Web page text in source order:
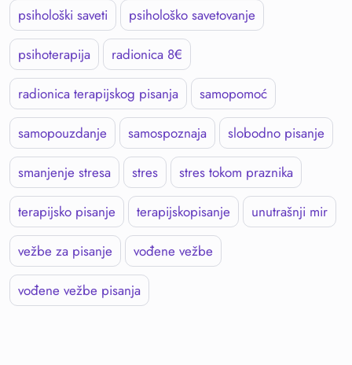
psihološki saveti psihološko savetovanje
psihoterapija radionica 8€
radionica terapijskog pisanja samopomoć
samopouzdanje samospoznaja slobodno pisanje
smanjenje stresa stres stres tokom praznika
terapijsko pisanje terapijskopisanje unutrašnji mir
vežbe za pisanje vođene vežbe
vođene vežbe pisanja